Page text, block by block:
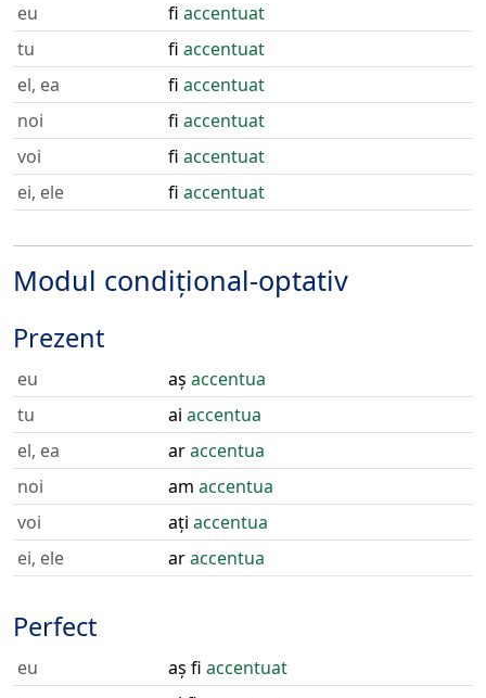
eu fi accentuat
tu
fi accentuat
el, ea
fi accentuat
noi
fi accentuat
voi
fi accentuat
ei, ele
fi accentuat
Modul condițional-optativ
Prezent
eu aș accentua
tu
ai accentua
el, ea
araccentua
noi
am accentua
voi
ați accentua
ei, ele
araccentua
Perfect
eu aș fi accentuat